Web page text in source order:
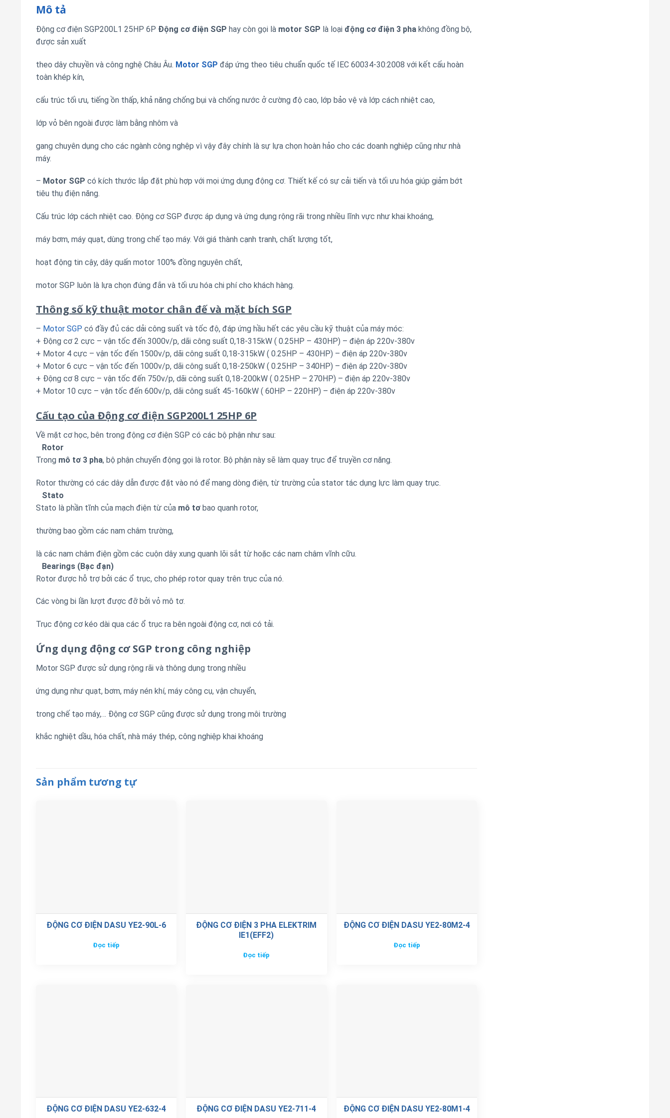
Mô tả
Động cơ điện SGP200L1 25HP 6P Động cơ điện SGP hay còn gọi là motor SGP là loại động cơ điện 3 pha không đồng bộ,
được sản xuất
theo dây chuyền và công nghệ Châu Âu. Motor SGP đáp ứng theo tiêu chuẩn quốc tế IEC 60034-30:2008 với kết cấu hoàn
toàn khép kín,
cấu trúc tối ưu, tiếng ồn thấp, khả năng chống bụi và chống nước ở cường độ cao, lớp bảo vệ và lớp cách nhiệt cao,
lớp vỏ bên ngoài được làm bằng nhôm và
gang chuyên dụng cho các ngành công nghệp vì vậy đây chính là sự lựa chọn hoàn hảo cho các doanh nghiệp cũng như nhà
máy.
– Motor SGP có kích thước lắp đặt phù hợp với mọi ứng dụng động cơ. Thiết kế có sự cải tiến và tối ưu hóa giúp giảm bớt
tiêu thụ điện năng.
Cấu trúc lớp cách nhiệt cao. Động cơ SGP được áp dụng và ứng dụng rộng rãi trong nhiều lĩnh vực như khai khoáng,
máy bơm, máy quạt, dùng trong chế tạo máy. Với giá thành cạnh tranh, chất lượng tốt,
hoạt động tin cậy, dây quấn motor 100% đồng nguyên chất,
motor SGP luôn là lựa chọn đúng đắn và tối ưu hóa chi phí cho khách hàng.
Thông số kỹ thuật motor chân đế và mặt bích SGP
– Motor SGP có đầy đủ các dải công suất và tốc độ, đáp ứng hầu hết các yêu cầu kỹ thuật của máy móc:
+ Động cơ 2 cực – vận tốc đến 3000v/p, dãi công suất 0,18-315kW ( 0.25HP – 430HP) – điện áp 220v-380v
+ Motor 4 cực – vận tốc đến 1500v/p, dãi công suất 0,18-315kW ( 0.25HP – 430HP) – điện áp 220v-380v
+ Motor 6 cực – vận tốc đến 1000v/p, dãi công suất 0,18-250kW ( 0.25HP – 340HP) – điện áp 220v-380v
+ Động cơ 8 cực – vận tốc đến 750v/p, dãi công suất 0,18-200kW ( 0.25HP – 270HP) – điện áp 220v-380v
+ Motor 10 cực – vận tốc đến 600v/p, dãi công suất 45-160kW ( 60HP – 220HP) – điện áp 220v-380v
Cấu tạo của Động cơ điện SGP200L1 25HP 6P
Về mặt cơ học, bên trong động cơ điện SGP có các bộ phận như sau:
Rotor
Trong mô tơ 3 pha, bộ phận chuyển động gọi là rotor. Bộ phận này sẽ làm quay trục để truyền cơ năng.
Rotor thường có các dây dẫn được đặt vào nó để mang dòng điện, từ trường của stator tác dụng lực làm quay trục.
Stato
Stato là phần tĩnh của mạch điện từ của mô tơ bao quanh rotor,
thường bao gồm các nam châm trường,
là các nam châm điện gồm các cuộn dây xung quanh lõi sắt từ hoặc các nam châm vĩnh cữu.
Bearings (Bạc đạn)
Rotor được hỗ trợ bởi các ổ trục, cho phép rotor quay trên trục của nó.
Các vòng bi lần lượt được đỡ bởi vỏ mô tơ.
Trục động cơ kéo dài qua các ổ trục ra bên ngoài động cơ, nơi có tải.
Ứng dụng động cơ SGP trong công nghiệp
Motor SGP được sử dụng rộng rãi và thông dụng trong nhiều
ứng dụng như quạt, bơm, máy nén khí, máy công cụ, vận chuyển,
trong chế tạo máy,… Động cơ SGP cũng được sử dụng trong môi trường
khắc nghiệt dầu, hóa chất, nhà máy thép, công nghiệp khai khoáng
Sản phẩm tương tự
ĐỘNG CƠ ĐIỆN DASU YE2-90L-6
Đọc tiếp
ĐỘNG CƠ ĐIỆN 3 PHA ELEKTRIM
IE1(EFF2)
Đọc tiếp
ĐỘNG CƠ ĐIỆN DASU YE2-80M2-4
Đọc tiếp
ĐỘNG CƠ ĐIỆN DASU YE2-632-4 ĐỘNG CƠ ĐIỆN DASU YE2-711-4 ĐỘNG CƠ ĐIỆN DASU YE2-80M1-4